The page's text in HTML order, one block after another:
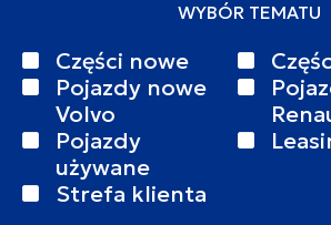
WYBÓR TEMATU
Części nowe
Pojazdy nowe
Volvo
Pojazdy
używane
Strefa klienta